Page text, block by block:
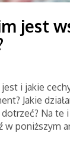
jest
i jakie
Jakie
Na te
w poniższym